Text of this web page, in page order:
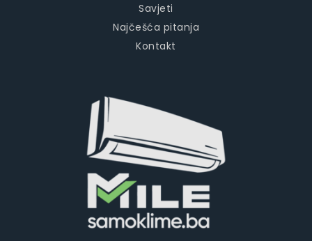
Savjeti
Najčešća pitanja
Kontakt